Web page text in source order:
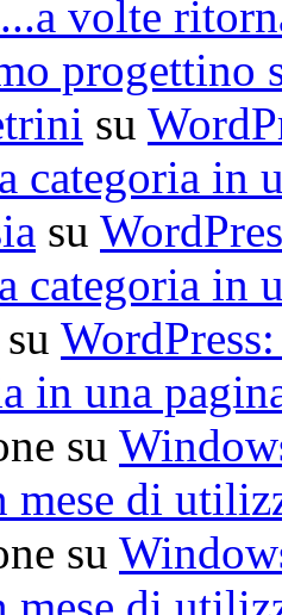
volte
progettino
su
categoria in
su
categoria in
su
in una
su
mese di
su